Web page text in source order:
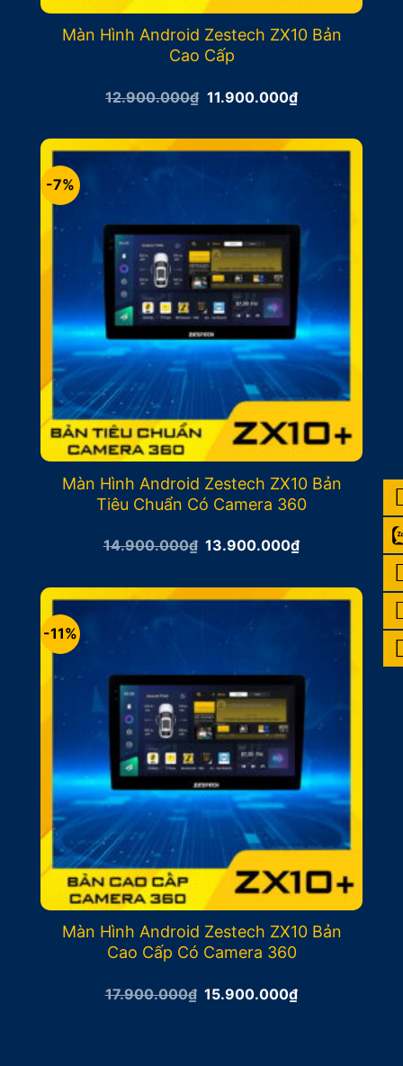
Màn Hình Android Zestech ZX10 Bản
Cao Cấp
12.900.000₫ Giá
12.900.000₫.
11.900.000₫Giá
hiện
là:
11.900.000₫.
-7%
Màn Hình Android Zestech ZX10 Bản
Tiêu Chuẩn Có Camera 360
14.900.000₫ Giá
14.900.000₫.
13.900.000₫Giá
là:
13.900.000₫.
-11%
Màn Hình Android Zestech ZX10 Bản
Cao Cấp Có Camera 360
17.900.000₫ Giá
15.900.000₫Giá